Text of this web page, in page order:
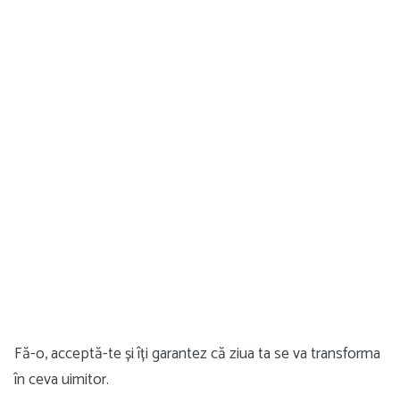
Fă-o, acceptă-te și îți garantez că ziua ta se va transforma
în ceva uimitor.